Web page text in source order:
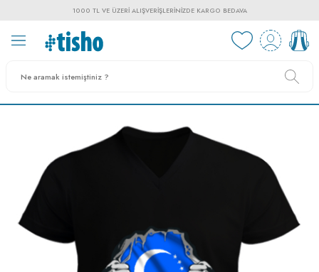
1000 TL VE ÜZERI ALIŞVERIŞLERINIZDE KARGO BEDAVA